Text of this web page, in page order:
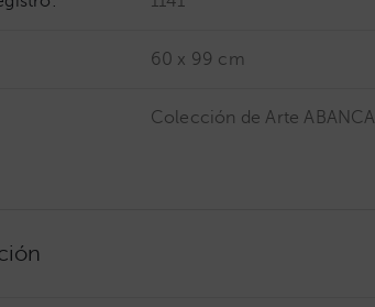
60 x 99 cm
Colección de Arte ABANCA